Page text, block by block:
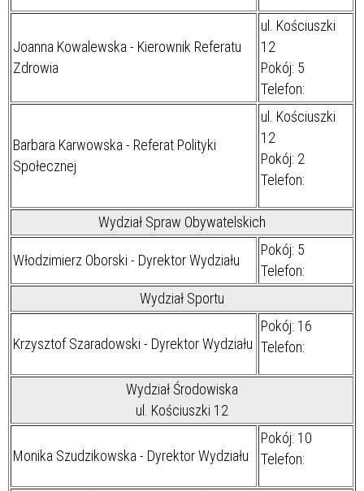
Joanna Kowalewska - Kierownik Referatu
Zdrowia
ul. Kościuszki
12
Pokój: 5
Telefon:
Barbara Karwowska - Referat Polityki
Społecznej
ul. Kościuszki
12
Pokój: 2
Telefon:
Wydział Spraw Obywatelskich
Włodzimierz Oborski - Dyrektor Wydziału
Pokój: 5
Telefon:
Wydział Sportu
Krzysztof Szaradowski - Dyrektor Wydziału
Pokój: 16
Telefon:
Wydział Środowiska
ul. Kościuszki 12
Monika Szudzikowska - Dyrektor Wydziału
Pokój: 10
Telefon: